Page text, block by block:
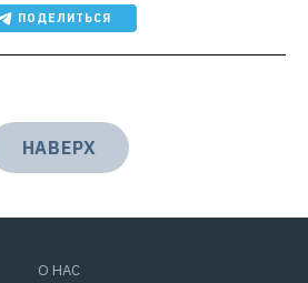
ПОДЕЛИТЬСЯ
НАВЕРХ
О НАС